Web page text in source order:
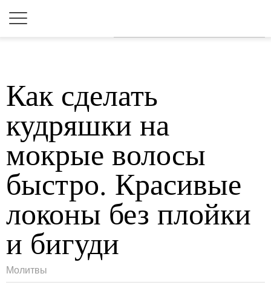
Как сделать
кудряшки на
мокрые волосы
быстро. Красивые
локоны без плойки
и бигуди
Молитвы